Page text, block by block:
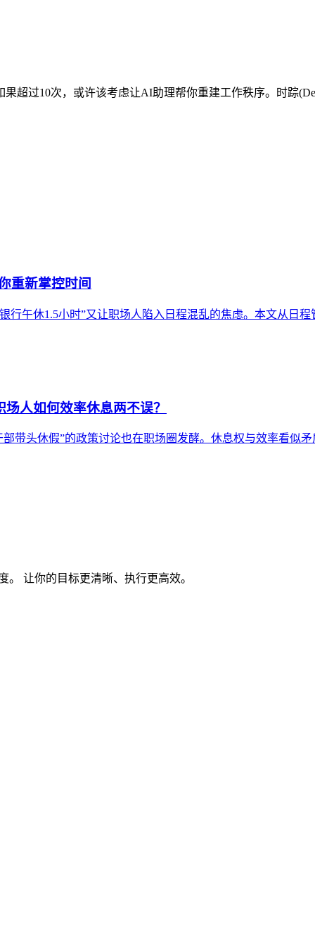
超过10次，或许该考虑让AI助理帮你重建工作秩序。时踪
重新掌控时间
行午休1.5小时”又让职场人陷入日程混乱的焦虑。本文从日
人如何效率休息两不误？
带头休假”的政策讨论也在职场圈发酵。休息权与效率看似
让你的目标更清晰、执行更高效。